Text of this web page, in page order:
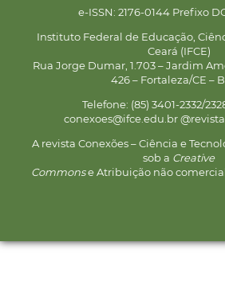
e-ISSN: 2176-0144 Prefixo
Instituto Federal de Educação,
Ceará (IFCE)
Rua Jorge Dumar, 1.703 – Jardim
426 – Fortaleza/CE –
Telefone: (85) 3401-2332/
conexoes@ifce.edu.br
A revista Conexões – Ciência e
sob a Creative
Commonse Atribuição não comercial